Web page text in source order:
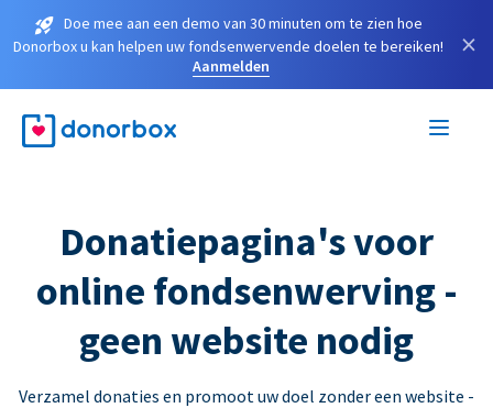
Doe mee aan een demo van 30 minuten om te zien hoe
Donorbox u kan helpen uw fondsenwervende doelen te bereiken!
Aanmelden
×
Donatiepagina's voor
online fondsenwerving -
geen website nodig
Verzamel donaties en promoot uw doel zonder een website -